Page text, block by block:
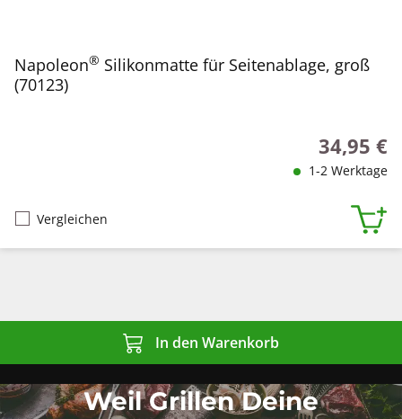
Napoleon® Silikonmatte für Seitenablage, groß
(70123)
Regulärer
34,95 €
1-2 Werktage
Vergleichen
In den Warenkorb
Weil Grillen Deine